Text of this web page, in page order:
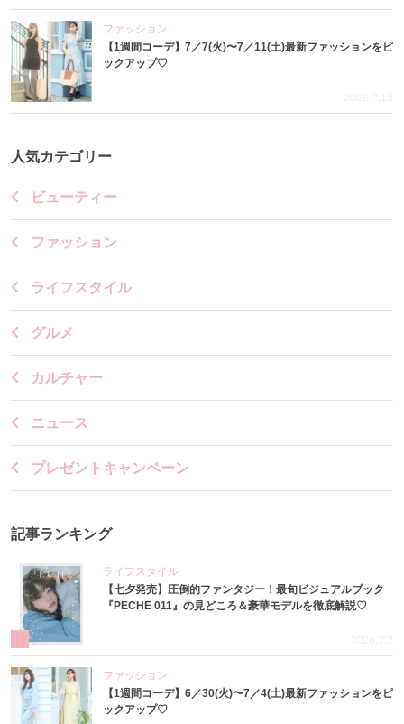
ファッション
【1週間コーデ】7／7(火)〜7／11(土)最新ファッションをピ
ックアップ♡
2026.7.15
人気カテゴリー
ビューティー
ファッション
ライフスタイル
グルメ
カルチャー
ニュース
プレゼントキャンペーン
記事ランキング
ライフスタイル
【七夕発売】圧倒的ファンタジー！最旬ビジュアルブック
『PECHE 011』の見どころ＆豪華モデルを徹底解説♡
2026.7.7
ファッション
【1週間コーデ】6／30(火)〜7／4(土)最新ファッションをピ
ックアップ♡